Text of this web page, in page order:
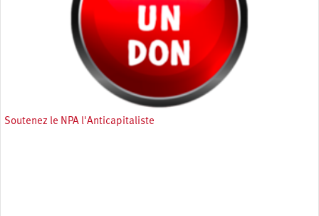
Soutenez le NPA l'Anticapitaliste